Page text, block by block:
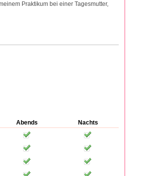
Praktikum bei einer Tagesmutter,
Abends
Nachts